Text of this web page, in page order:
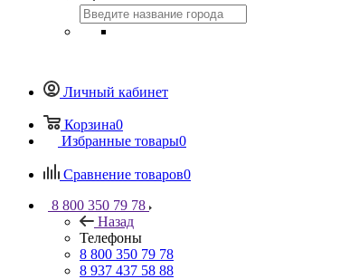
Личный кабинет
Корзина0
Избранные товары0
Сравнение товаров0
8 800 350 79 78
Назад
Телефоны
8 800 350 79 78
8 937 437 58 88